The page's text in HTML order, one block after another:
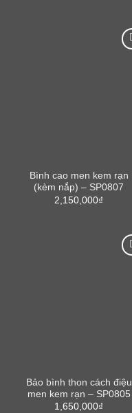
Bình cao men kem rạn
(kèm nắp) – SP0807
2,150,000₫
Bảo bình thon cách điệu
men kem rạn – SP0805
1,650,000₫